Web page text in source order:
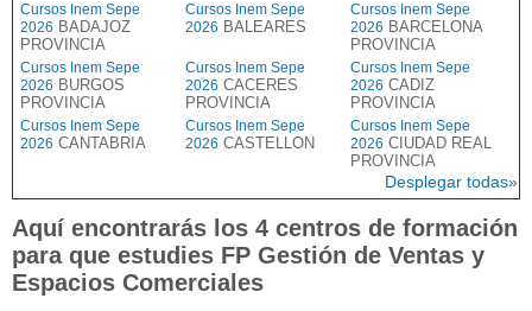
Cursos Inem Sepe
2026 BADAJOZ
PROVINCIA
Cursos Inem Sepe
2026 BALEARES
Cursos Inem Sepe
2026 BARCELONA
PROVINCIA
Cursos Inem Sepe
2026 BURGOS
PROVINCIA
Cursos Inem Sepe
2026 CACERES
PROVINCIA
Cursos Inem Sepe
2026 CADIZ
PROVINCIA
Cursos Inem Sepe
2026 CANTABRIA
Cursos Inem Sepe
2026 CASTELLON
Cursos Inem Sepe
2026 CIUDAD REAL
PROVINCIA
Desplegar todas»
Aquí encontrarás los 4 centros de formación
para que estudies FP Gestión de Ventas y
Espacios Comerciales